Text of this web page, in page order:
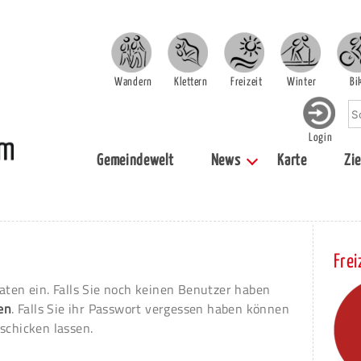
Wandern Klettern Freizeit Winter
Login
Gemeindewelt News Karte
ein. Falls Sie noch keinen Benutzer haben
. Falls Sie ihr Passwort vergessen haben können
lassen.